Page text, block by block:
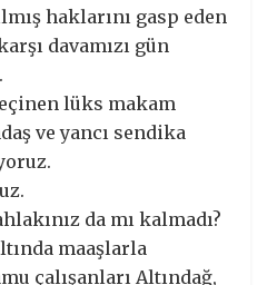
haklarını gasp eden
davamızı gün
lüks makam
ve yancı sendika
da mı kalmadı?
maaşlarla
çalışanları Altındağ,